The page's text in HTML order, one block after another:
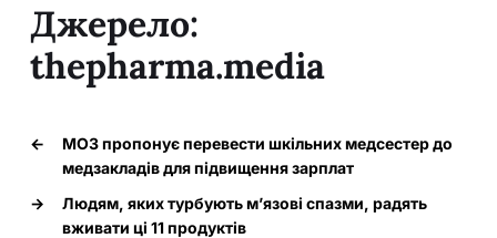
Джерело:
thepharma.media
←
МОЗ пропонує перевести шкільних медсестер до
медзакладів для підвищення зарплат
→
Людям, яких турбують м’язові спазми, радять
вживати ці 11 продуктів